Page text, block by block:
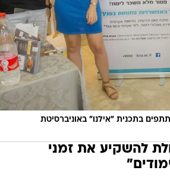
בתכנית "אילנו" באוניברסיטת
להשקיע את זמני